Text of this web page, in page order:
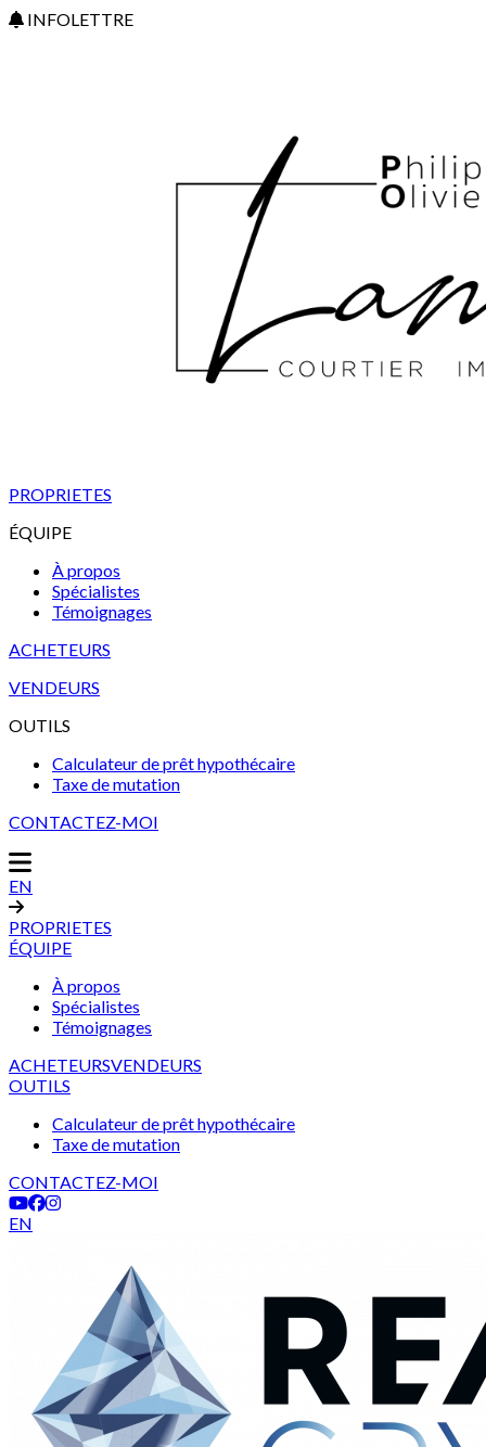
INFOLETTRE
PROPRIETES
ÉQUIPE
À propos
Spécialistes
Témoignages
ACHETEURS
VENDEURS
OUTILS
Calculateur de prêt hypothécaire
Taxe de mutation
CONTACTEZ-MOI
EN
PROPRIETES
ÉQUIPE
À propos
Spécialistes
Témoignages
ACHETEURSVENDEURS
OUTILS
Calculateur de prêt hypothécaire
Taxe de mutation
CONTACTEZ-MOI
EN